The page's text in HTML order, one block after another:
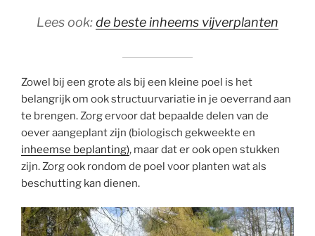
Lees ook:de beste inheems vijverplanten
Zowel bij een grote als bij een kleine poel is het
belangrijk om ook structuurvariatie in je oeverrand aan
te brengen. Zorg ervoor dat bepaalde delen van de
oever aangeplant zijn (biologisch gekweekte en
inheemse beplanting), maar dat er ook open stukken
zijn. Zorg ook rondom de poel voor planten wat als
beschutting kan dienen.